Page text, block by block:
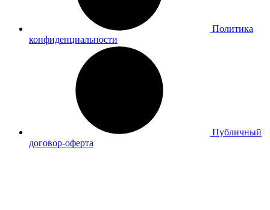
Политика
конфиденциальности
Публичный
договор-оферта